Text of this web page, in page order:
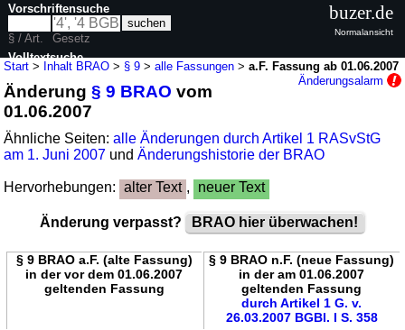
Start > Inhalt BRAO > § 9 >alle Fassungen >a.F. Fassung ab 01.06.2007
Änderungsalarm
Änderung§ 9 BRAO vom
01.06.2007
Ähnliche Seiten:alle Änderungen durch Artikel 1 RASvStG
am 1. Juni 2007 undÄnderungshistorie der BRAO
Hervorhebungen: alter Text , neuer Text
Änderung verpasst? BRAO hier überwachen!
§ 9 BRAO a.F. (alte Fassung)
in der vor dem 01.06.2007
geltenden Fassung
§ 9 BRAO n.F. (neue Fassung)
in der am 01.06.2007
geltenden Fassung
durch Artikel 1 G. v.
26.03.2007 BGBl. I S. 358
Vorschriftensuche
§ / Art.
Gesetz
Volltextsuche
nur in BRAO
buzer.de
Normalansicht